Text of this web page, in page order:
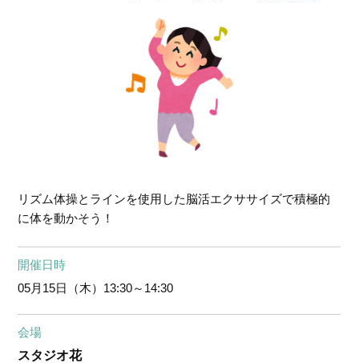
リズム体操とラインを使用した脳活エクササイズで積極的
に体を動かそう！
開催日時
05月15日（木） 13:30～14:30
会場
スタジオ花